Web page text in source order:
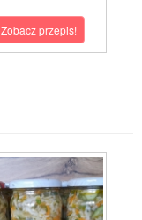
Zobacz przepis!